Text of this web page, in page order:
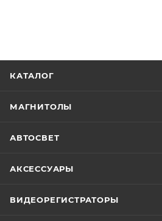
КАТАЛОГ
МАГНИТОЛЫ
АВТОСВЕТ
АКСЕССУАРЫ
ВИДЕОРЕГИСТРАТОРЫ